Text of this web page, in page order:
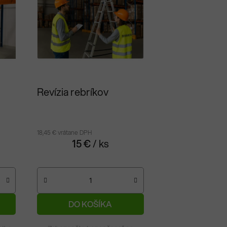
Revízia rebríkov
18,45 € vrátane DPH
15 €/ ks
DO KOŠÍKA
Skladom233 ks